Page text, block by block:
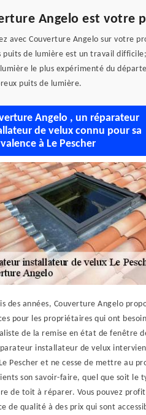
Angelo est votre
avec Couverture Angelo sur votre
puits de lumière est un travail
le plus expérimenté du
puits de lumière.
Angelo , un réparateur
de velux connu pour sa
à Le Pescher
des années, Couverture Angelo
pour les propriétaires qui ont
de la remise en état de fenêtre
installateur de velux
Pescher et ne cesse de mettre au
son savoir-faire, quel que soit le
de toit à réparer. Vous pouvez
de qualité à des prix qui sont